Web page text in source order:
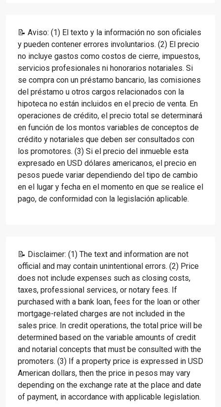
📝 Aviso: (1) El texto y la información no son oficiales
y pueden contener errores involuntarios. (2) El precio
no incluye gastos como costos de cierre, impuestos,
servicios profesionales ni honorarios notariales. Si
se compra con un préstamo bancario, las comisiones
del préstamo u otros cargos relacionados con la
hipoteca no están incluidos en el precio de venta. En
operaciones de crédito, el precio total se determinará
en función de los montos variables de conceptos de
crédito y notariales que deben ser consultados con
los promotores. (3) Si el precio del inmueble esta
expresado en USD dólares americanos, el precio en
pesos puede variar dependiendo del tipo de cambio
en el lugar y fecha en el momento en que se realice el
pago, de conformidad con la legislación aplicable.
📝 Disclaimer: (1) The text and information are not
official and may contain unintentional errors. (2) Price
does not include expenses such as closing costs,
taxes, professional services, or notary fees. If
purchased with a bank loan, fees for the loan or other
mortgage-related charges are not included in the
sales price. In credit operations, the total price will be
determined based on the variable amounts of credit
and notarial concepts that must be consulted with the
promoters. (3) If a property price is expressed in USD
American dollars, then the price in pesos may vary
depending on the exchange rate at the place and date
of payment, in accordance with applicable legislation.